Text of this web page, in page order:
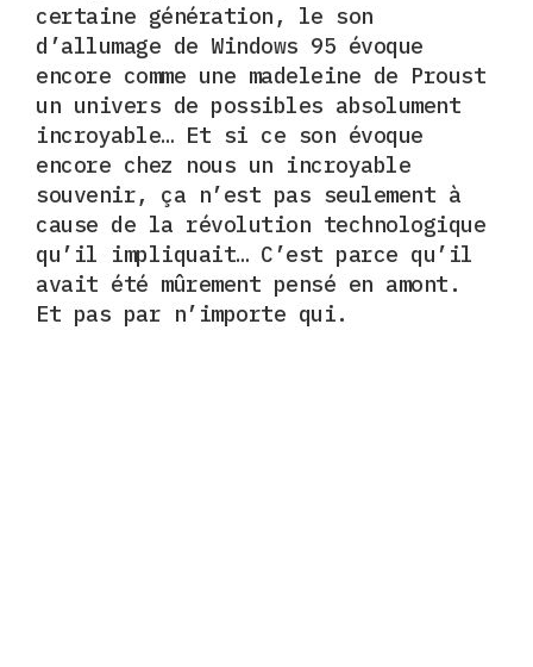
certaine génération, le son
d’allumage de Windows 95 évoque
encore comme une madeleine de Proust
un univers de possibles absolument
incroyable… Et si ce son évoque
encore chez nous un incroyable
souvenir, ça n’est pas seulement à
cause de la révolution technologique
qu’il impliquait… C’est parce qu’il
avait été mûrement pensé en amont.
Et pas par n’importe qui.